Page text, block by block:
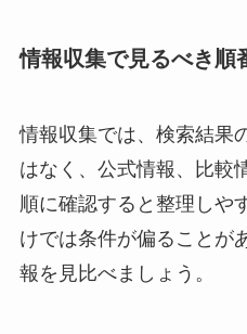
情報収集で見るべき順
情報収集では、検索結果
はなく、公式情報、比較
順に確認すると整理しや
けでは条件が偏ることが
報を見比べましょう。